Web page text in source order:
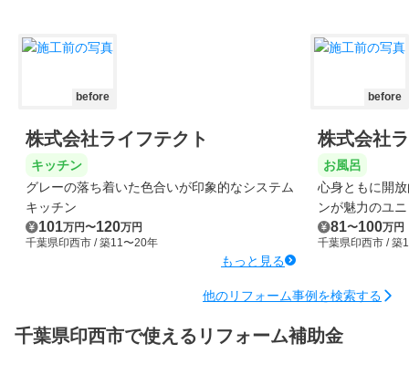
before
株式会社ライフテクト
キッチン
グレーの落ち着いた色合いが印象的なシステム
キッチン
101万円〜120万円
千葉県印西市 / 築11〜20年
もっと見る
before
株式会社
お風呂
心身ともに開
ンが魅力のユ
81〜100万円
千葉県印西市 / 築
他のリフォーム事例を検索する
千葉県印西市で使えるリフォーム補助金